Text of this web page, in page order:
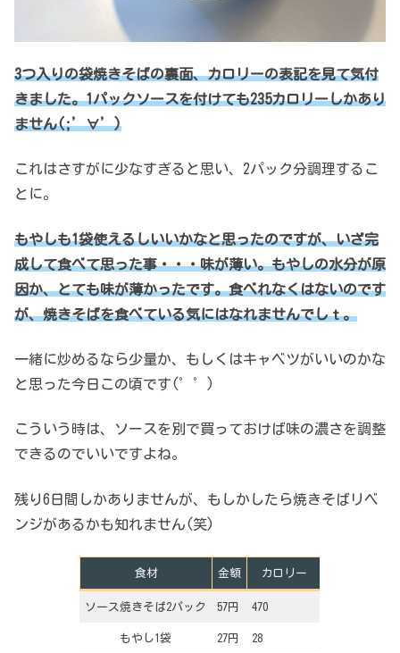
3つ入りの袋焼きそばの裏面、カロリーの表記を見て気付
きました。1パックソースを付けても235カロリーしかあり
ません(;’∀’)
これはさすがに少なすぎると思い、2パック分調理するこ
とに。
もやしも1袋使えるしいいかなと思ったのですが、いざ完
成して食べて思った事・・・味が薄い。もやしの水分が原
因か、とても味が薄かったです。食べれなくはないのです
が、焼きそばを食べている気にはなれませんでしｔ。
一緒に炒めるなら少量か、もしくはキャベツがいいのかな
と思った今日この頃です(゜゜)
こういう時は、ソースを別で買っておけば味の濃さを調整
できるのでいいですよね。
残り6日間しかありませんが、もしかしたら焼きそばリベ
ンジがあるかも知れません(笑)
食材 金額 カロリー
ソース焼きそば2パック 57円 470
もやし1袋 27円 28